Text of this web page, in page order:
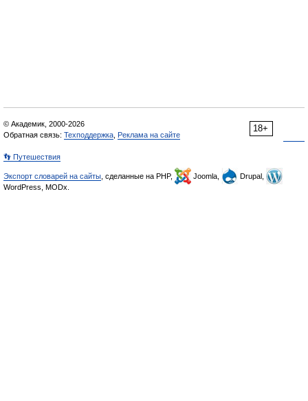
18+
© Академик, 2000-2026
Обратная связь: Техподдержка Реклама на сайте
👣 Путешествия
Экспорт словарей на сайты , сделанные на PHP, Joomla,
Drupal,
WordPress, MODx.